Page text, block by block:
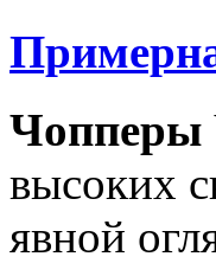
Чопперы
высоких
явной